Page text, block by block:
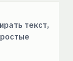
текст,